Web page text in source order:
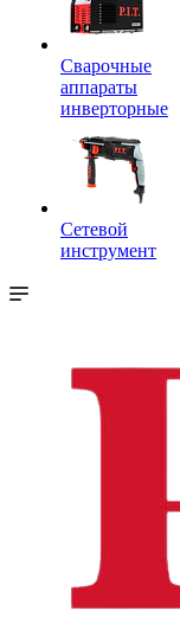
Сварочные
аппараты
инверторные
Сетевой
инструмент